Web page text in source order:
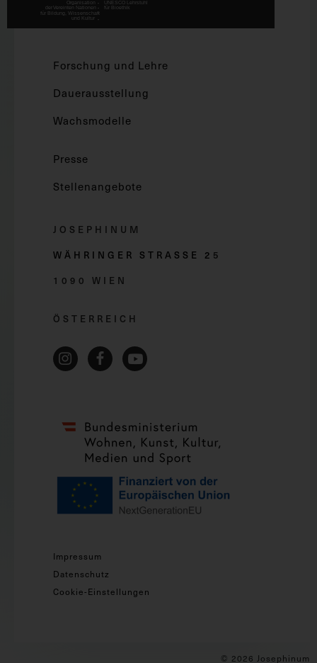
Forschung und Lehre
Dauerausstellung
Wachsmodelle
Presse
Stellenangebote
JOSEPHINUM
WÄHRINGER STRASSE 2 5
1090 WIEN
ÖSTERREICH
Impressum
Datenschutz
Cookie-Einstellungen
© 2026 Josephinum